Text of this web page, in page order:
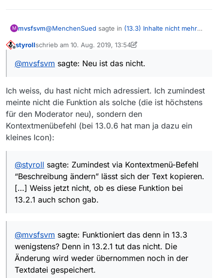
M mvsfsvm@MenchenSued sagte in (13.3) Inhalte nicht mehr
Mir ist da eine neue Funktion aufgefallen. Mit
den gesamten Text ändern, heraus kopieren
und sogar als Textdatei speichern.
Änderung wird weder übernommen noch in der
Textdatei gespeichert. Die Datei wird zwar angelegt
enthält aber nicht die geänderte Beschreibung. In
13.0.6 funktionierte das noch.
styrollschrieb am 10. Aug. 2019, 13:54
zuletzt editiert von styroll 8. Okt. 2019, 15:59
@mvsfsvm sagte: Neu ist das nicht.
Ich weiss, du hast nicht mich adressiert. Ich zumindest
meinte nicht die Funktion als solche (die ist höchstens
für den Moderator neu), sondern den
Kontextmenübefehl (bei 13.0.6 hat man ja dazu ein
kleines Icon):
@styroll sagte: Zumindest via Kontextmenü-Befehl
“Beschreibung ändern” lässt sich der Text kopieren.
[…] Weiss jetzt nicht, ob es diese Funktion bei
13.2.1 auch schon gab.
@mvsfsvm sagte: Funktioniert das denn in 13.3
wenigstens? Denn in 13.2.1 tut das nicht. Die
Änderung wird weder übernommen noch in der
Textdatei gespeichert.